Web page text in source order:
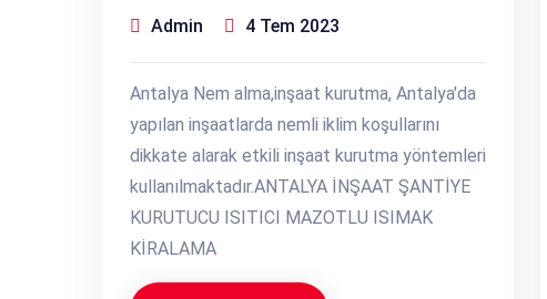
Admin 4 Tem 2023
Antalya Nem alma,inşaat kurutma, Antalya'da
yapılan inşaatlarda nemli iklim koşullarını
dikkate alarak etkili inşaat kurutma yöntemleri
kullanılmaktadır.ANTALYA İNŞAAT ŞANTİYE
KURUTUCU ISITICI MAZOTLU ISIMAK
KİRALAMA